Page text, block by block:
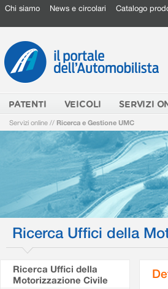
Chi siamo News e circolari Catalogo
PATENTI VEICOLI SERVIZI
Servizi online // Ricerca e Gestione UMC
Ricerca Uffici della
Ricerca Uffici della
Motorizzazione Civile